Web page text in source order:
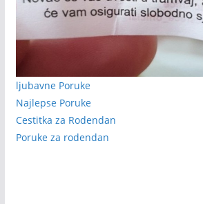
ljubavne Poruke
Najlepse Poruke
Cestitka za Rodendan
Poruke za rodendan